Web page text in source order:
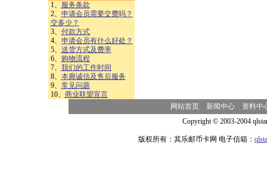
1、
服务条款
2、 申请会员需要交费吗？
交多少？
3、 付款方式
4、 申请会员有什么好处？
5、 送货方式及费率
6、
购物流程
7、 我们的工作时间
8、 本廊诚信及售后服务
9、 常见问题
10、 商业联盟宣言
网站首页 新闻中心
资料中
Copyright © 2003-2004
版权所有：其乐邮币卡网 电子信箱：